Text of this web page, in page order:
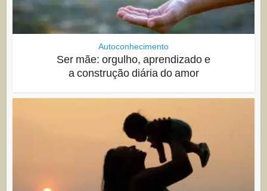
Autoconhecimento
Ser mãe: orgulho, aprendizado e
a construção diária do amor